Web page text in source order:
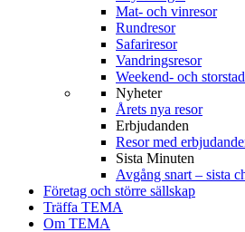
Mat- och vinresor
Rundresor
Safariresor
Vandringsresor
Weekend- och
Nyheter
Årets nya resor
Erbjudanden
Resor med
Sista Minuten
Avgång snart – sista
Företag och större sällskap
Träffa TEMA
Om TEMA